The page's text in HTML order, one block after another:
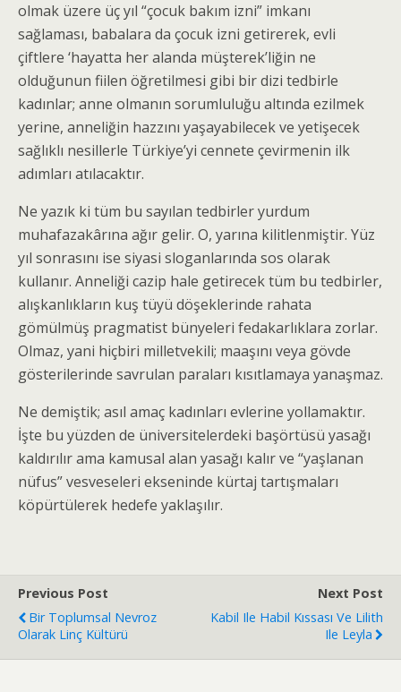
olmak üzere üç yıl “çocuk bakım izni” imkanı
sağlaması, babalara da çocuk izni getirerek, evli
çiftlere ‘hayatta her alanda müşterek’liğin ne
olduğunun fiilen öğretilmesi gibi bir dizi tedbirle
kadınlar; anne olmanın sorumluluğu altında ezilmek
yerine, anneliğin hazzını yaşayabilecek ve yetişecek
sağlıklı nesillerle Türkiye’yi cennete çevirmenin ilk
adımları atılacaktır.
Ne yazık ki tüm bu sayılan tedbirler yurdum
muhafazakârına ağır gelir. O, yarına kilitlenmiştir. Yüz
yıl sonrasını ise siyasi sloganlarında sos olarak
kullanır. Anneliği cazip hale getirecek tüm bu tedbirler,
alışkanlıkların kuş tüyü döşeklerinde rahata
gömülmüş pragmatist bünyeleri fedakarlıklara zorlar.
Olmaz, yani hiçbiri milletvekili; maaşını veya gövde
gösterilerinde savrulan paraları kısıtlamaya yanaşmaz.
Ne demiştik; asıl amaç kadınları evlerine yollamaktır.
İşte bu yüzden de üniversitelerdeki başörtüsü yasağı
kaldırılır ama kamusal alan yasağı kalır ve “yaşlanan
nüfus” vesveseleri ekseninde kürtaj tartışmaları
köpürtülerek hedefe yaklaşılır.
Previous Post
Bir Toplumsal Nevroz
Olarak Linç Kültürü
Next Post
Kabil Ile Habil Kıssası Ve Lilith
Ile Leyla